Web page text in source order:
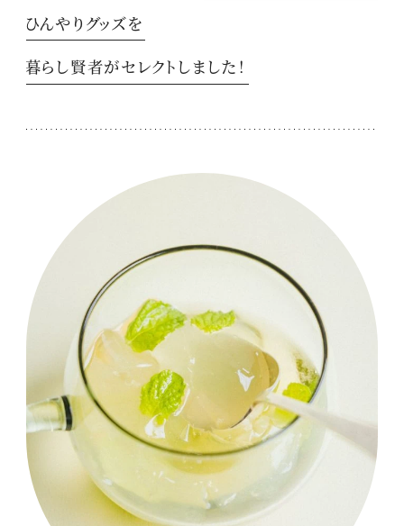
ひんやりグッズを
暮らし賢者がセレクトしました！